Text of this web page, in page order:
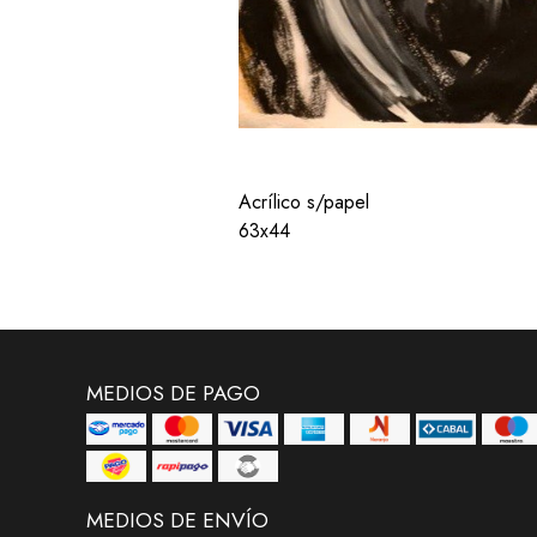
Acrílico s/papel
63x44
MEDIOS DE PAGO
MEDIOS DE ENVÍO